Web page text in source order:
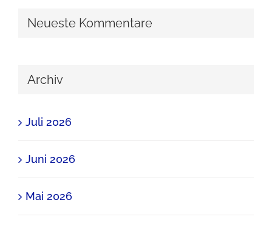
Neueste Kommentare
Archiv
Juli 2026
Juni 2026
Mai 2026